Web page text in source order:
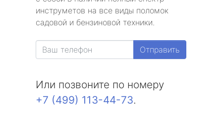
инструметов на все виды поломок
садовой и бензиновой техники.
Отправить
Или позвоните по номеру
+7 (499) 113-44-73.